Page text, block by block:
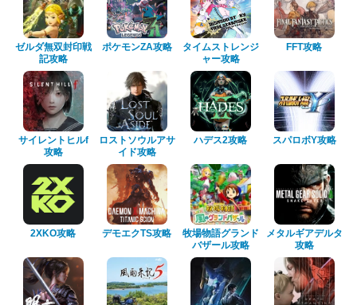
ゼルダ無双封印戦
記攻略
ポケモンZA攻略
タイムストレンジ
ャー攻略
FFT攻略
サイレントヒルf
攻略
ロストソウルアサ
イド攻略
ハデス2攻略 スパロボY攻略
2XKO攻略 デモエクTS攻略
牧場物語グランド
バザール攻略
メタルギアデルタ
攻略